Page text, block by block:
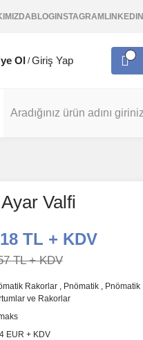
BLOG INSTAGRAM LINKEDIN
Ol / Giriş Yap
Valfi
TL + KDV
TL + KDV
Rakorlar , Pnömatik , Pnömatik
ve Rakorlar
EUR + KDV